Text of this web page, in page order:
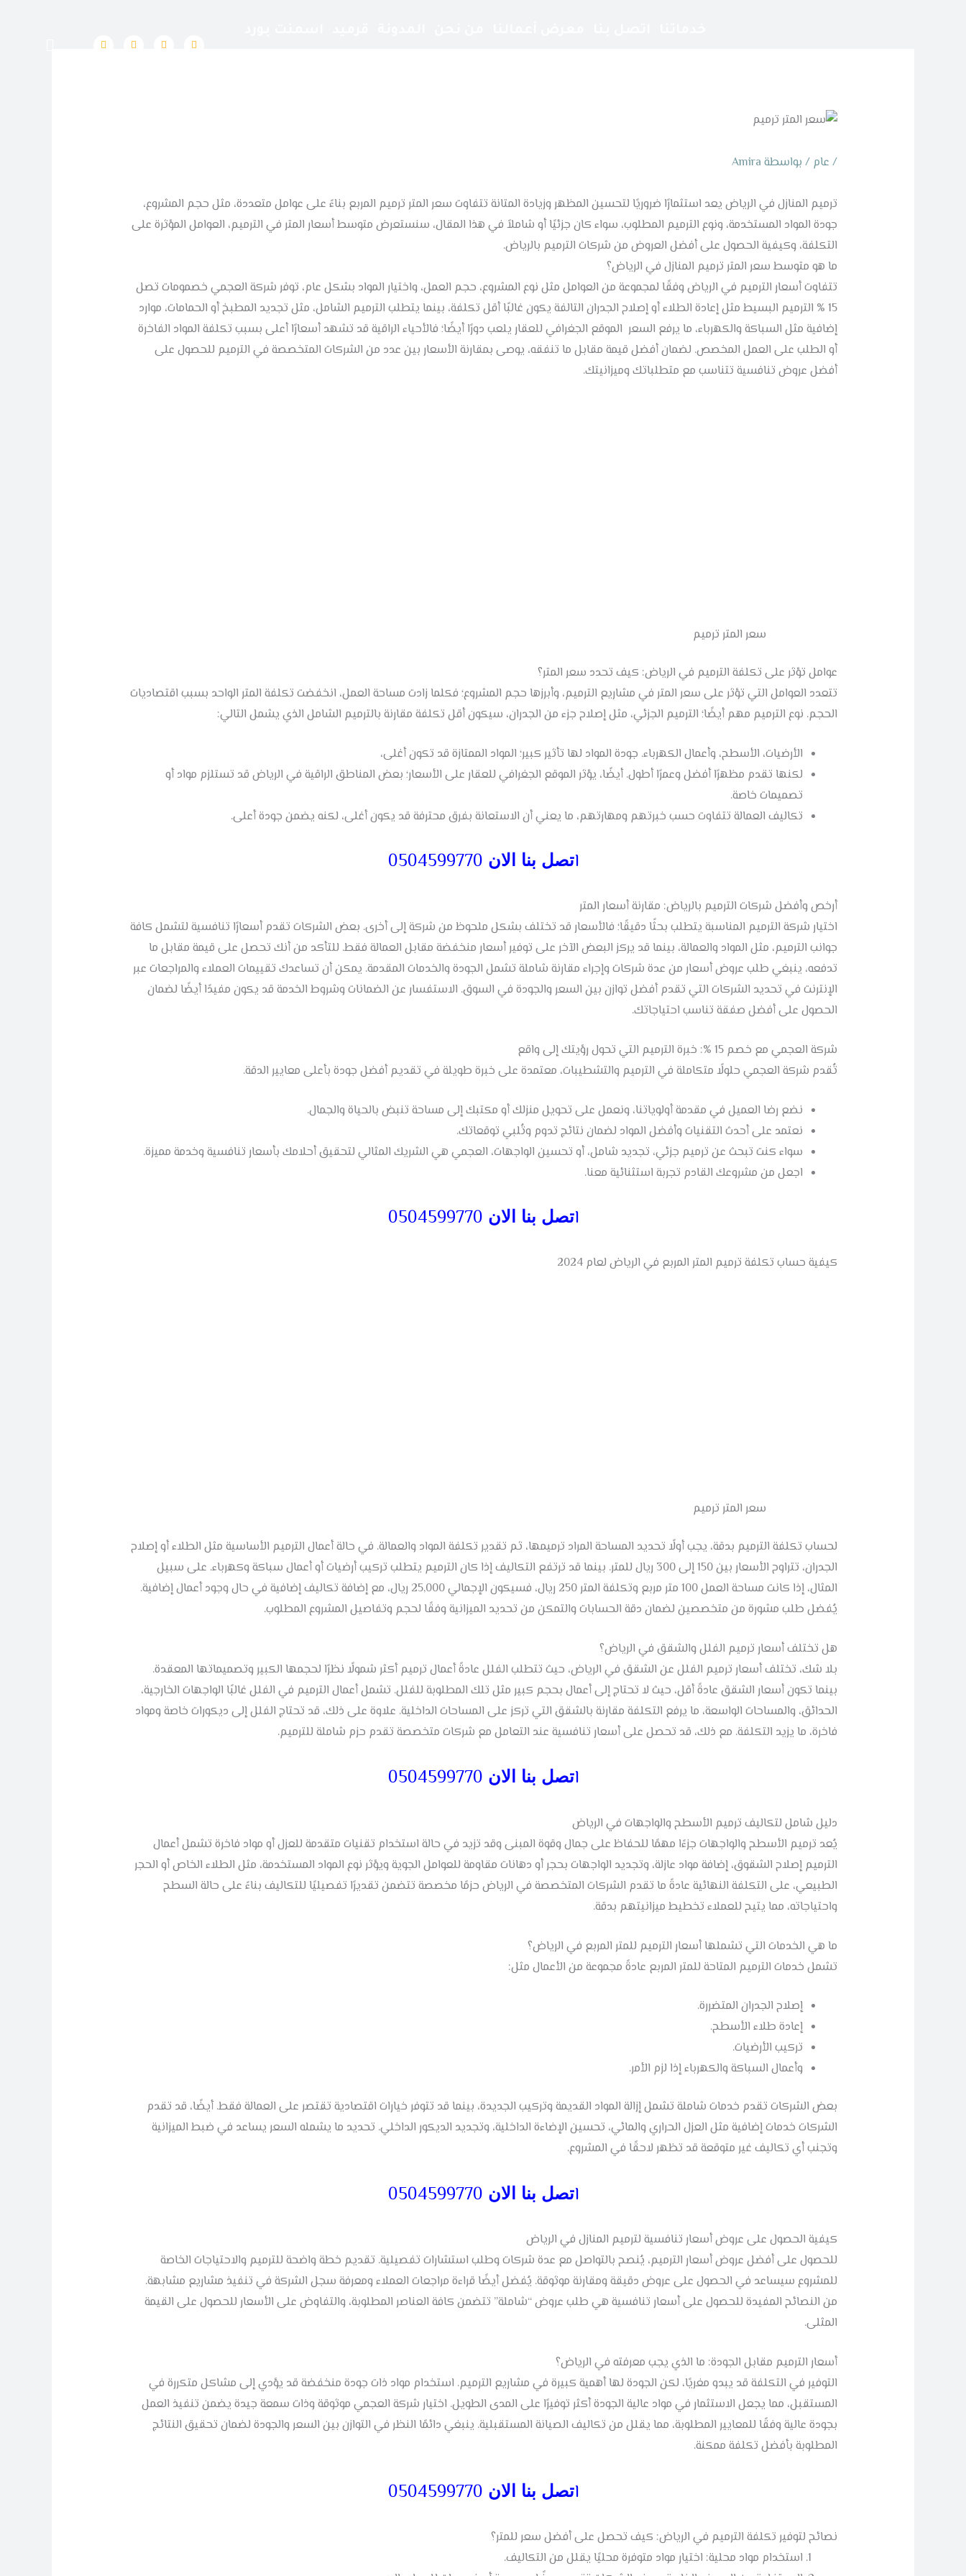
Y
o
T
w
T
i
I
n
/ عام / بواسطة Amira
ترميم المنازل في الرياض يعد استثمارًا ضروريًا لتحسين المظهر وزيادة المتانة تتفاوت سعر المتر ترميم المربع بناءً على عوامل متعددة، مثل حجم المشروع،
جودة المواد المستخدمة، ونوع الترميم المطلوب، سواء كان جزئيًا أو شاملاً في هذا المقال، سنستعرض متوسط أسعار المتر في الترميم، العوامل المؤثرة على
التكلفة، وكيفية الحصول على أفضل العروض من شركات الترميم بالرياض.
ما هو متوسط سعر المتر ترميم المنازل في الرياض؟
تتفاوت أسعار الترميم في الرياض وفقًا لمجموعة من العوامل مثل نوع المشروع، حجم العمل، واختيار المواد بشكل عام، توفر شركة العجمي خصمومات تصل
15 % الترميم البسيط مثل إعادة الطلاء أو إصلاح الجدران التالفة يكون غالبًا أقل تكلفة، بينما يتطلب الترميم الشامل، مثل تجديد المطبخ أو الحمامات، موارد
إضافية مثل السباكة والكهرباء، ما يرفع السعر الموقع الجغرافي للعقار يلعب دورًا أيضًا؛ فالأحياء الراقية قد تشهد أسعارًا أعلى بسبب تكلفة المواد الفاخرة
أو الطلب على العمل المخصص. لضمان أفضل قيمة مقابل ما تنفقه، يوصى بمقارنة الأسعار بين عدد من الشركات المتخصصة في الترميم للحصول على
أفضل عروض تنافسية تتناسب مع متطلباتك وميزانيتك.
سعر المتر ترميم
عوامل تؤثر على تكلفة الترميم في الرياض: كيف تحدد سعر المتر؟
تتعدد العوامل التي تؤثر على سعر المتر في مشاريع الترميم، وأبرزها حجم المشروع؛ فكلما زادت مساحة العمل، انخفضت تكلفة المتر الواحد بسبب اقتصاديات
الحجم. نوع الترميم مهم أيضًا؛ الترميم الجزئي، مثل إصلاح جزء من الجدران، سيكون أقل تكلفة مقارنة بالترميم الشامل الذي يشمل التالي:
الأرضيات، الأسطح، وأعمال الكهرباء. جودة المواد لها تأثير كبير؛ المواد الممتازة قد تكون أغلى،
لكنها تقدم مظهرًا أفضل وعمرًا أطول. أيضًا، يؤثر الموقع الجغرافي للعقار على الأسعار؛ بعض المناطق الراقية في الرياض قد تستلزم مواد أو
تصميمات خاصة.
تكاليف العمالة تتفاوت حسب خبرتهم ومهارتهم، ما يعني أن الاستعانة بفرق محترفة قد يكون أغلى، لكنه يضمن جودة أعلى.
اتصل بنا الان 0504599770
أرخص وأفضل شركات الترميم بالرياض: مقارنة أسعار المتر
اختيار شركة الترميم المناسبة يتطلب بحثًا دقيقًا؛ فالأسعار قد تختلف بشكل ملحوظ من شركة إلى أخرى. بعض الشركات تقدم أسعارًا تنافسية لتشمل كافة
جوانب الترميم، مثل المواد والعمالة، بينما قد يركز البعض الآخر على توفير أسعار منخفضة مقابل العمالة فقط. للتأكد من أنك تحصل على قيمة مقابل ما
تدفعه، ينبغي طلب عروض أسعار من عدة شركات وإجراء مقارنة شاملة تشمل الجودة والخدمات المقدمة. يمكن أن تساعدك تقييمات العملاء والمراجعات عبر
الإنترنت في تحديد الشركات التي تقدم أفضل توازن بين السعر والجودة في السوق. الاستفسار عن الضمانات وشروط الخدمة قد يكون مفيدًا أيضًا لضمان
الحصول على أفضل صفقة تناسب احتياجاتك.
شركة العجمي مع خصم 15 %: خبرة الترميم التي تحول رؤيتك إلى واقع
تُقدم شركة العجمي حلولًا متكاملة في الترميم والتشطيبات، معتمدة على خبرة طويلة في تقديم أفضل جودة بأعلى معايير الدقة.
نضع رضا العميل في مقدمة أولوياتنا، ونعمل على تحويل منزلك أو مكتبك إلى مساحة تنبض بالحياة والجمال.
نعتمد على أحدث التقنيات وأفضل المواد لضمان نتائج تدوم وتُلبي توقعاتك.
سواء كنت تبحث عن ترميم جزئي، تجديد شامل، أو تحسين الواجهات، العجمي هي الشريك المثالي لتحقيق أحلامك بأسعار تنافسية وخدمة مميزة.
اجعل من مشروعك القادم تجربة استثنائية معنا.
اتصل بنا الان 0504599770
كيفية حساب تكلفة ترميم المتر المربع في الرياض لعام 2024
سعر المتر ترميم
لحساب تكلفة الترميم بدقة، يجب أولًا تحديد المساحة المراد ترميمها، ثم تقدير تكلفة المواد والعمالة. في حالة أعمال الترميم الأساسية مثل الطلاء أو إصلاح
الجدران، تتراوح الأسعار بين 150 إلى 300 ريال للمتر. بينما قد ترتفع التكاليف إذا كان الترميم يتطلب تركيب أرضيات أو أعمال سباكة وكهرباء. على سبيل
المثال، إذا كانت مساحة العمل 100 متر مربع وتكلفة المتر 250 ريال، فسيكون الإجمالي 25,000 ريال، مع إضافة تكاليف إضافية في حال وجود أعمال إضافية.
يُفضل طلب مشورة من متخصصين لضمان دقة الحسابات والتمكن من تحديد الميزانية وفقًا لحجم وتفاصيل المشروع المطلوب.
هل تختلف أسعار ترميم الفلل والشقق في الرياض؟
بلا شك، تختلف أسعار ترميم الفلل عن الشقق في الرياض، حيث تتطلب الفلل عادةً أعمال ترميم أكثر شمولًا نظرًا لحجمها الكبير وتصميماتها المعقدة.
بينما تكون أسعار الشقق عادةً أقل، حيث لا تحتاج إلى أعمال بحجم كبير مثل تلك المطلوبة للفلل. تشمل أعمال الترميم في الفلل غالبًا الواجهات الخارجية،
الحدائق، والمساحات الواسعة، ما يرفع التكلفة مقارنة بالشقق التي تركز على المساحات الداخلية. علاوة على ذلك، قد تحتاج الفلل إلى ديكورات خاصة ومواد
فاخرة، ما يزيد التكلفة. مع ذلك، قد تحصل على أسعار تنافسية عند التعامل مع شركات متخصصة تقدم حزم شاملة للترميم.
اتصل بنا الان 0504599770
دليل شامل لتكاليف ترميم الأسطح والواجهات في الرياض
يُعد ترميم الأسطح والواجهات جزءًا مهمًا للحفاظ على جمال وقوة المبنى وقد تزيد في حالة استخدام تقنيات متقدمة للعزل أو مواد فاخرة تشمل أعمال
الترميم إصلاح الشقوق، إضافة مواد عازلة، وتجديد الواجهات بحجر أو دهانات مقاومة للعوامل الجوية ويؤثر نوع المواد المستخدمة، مثل الطلاء الخاص أو الحجر
الطبيعي، على التكلفة النهائية عادةً ما تقدم الشركات المتخصصة في الرياض حزمًا مخصصة تتضمن تقديرًا تفصيليًا للتكاليف بناءً على حالة السطح
واحتياجاته، مما يتيح للعملاء تخطيط ميزانيتهم بدقة.
ما هي الخدمات التي تشملها أسعار الترميم للمتر المربع في الرياض؟
تشمل خدمات الترميم المتاحة للمتر المربع عادةً مجموعة من الأعمال مثل:
إصلاح الجدران المتضررة.
إعادة طلاء الأسطح.
تركيب الأرضيات.
وأعمال السباكة والكهرباء إذا لزم الأمر.
بعض الشركات تقدم خدمات شاملة تشمل إزالة المواد القديمة وتركيب الجديدة، بينما قد تتوفر خيارات اقتصادية تقتصر على العمالة فقط. أيضًا، قد تقدم
الشركات خدمات إضافية مثل العزل الحراري والمائي، تحسين الإضاءة الداخلية، وتجديد الديكور الداخلي. تحديد ما يشمله السعر يساعد في ضبط الميزانية
وتجنب أي تكاليف غير متوقعة قد تظهر لاحقًا في المشروع.
اتصل بنا الان 0504599770
كيفية الحصول على عروض أسعار تنافسية لترميم المنازل في الرياض
للحصول على أفضل عروض أسعار الترميم، يُنصح بالتواصل مع عدة شركات وطلب استشارات تفصيلية. تقديم خطة واضحة للترميم والاحتياجات الخاصة
للمشروع سيساعد في الحصول على عروض دقيقة ومقارنة موثوقة. يُفضل أيضًا قراءة مراجعات العملاء ومعرفة سجل الشركة في تنفيذ مشاريع مشابهة.
من النصائح المفيدة للحصول على أسعار تنافسية هي طلب عروض “شاملة” تتضمن كافة العناصر المطلوبة، والتفاوض على الأسعار للحصول على القيمة
المثلى.
أسعار الترميم مقابل الجودة: ما الذي يجب معرفته في الرياض؟
التوفير في التكلفة قد يبدو مغريًا، لكن الجودة لها أهمية كبيرة في مشاريع الترميم. استخدام مواد ذات جودة منخفضة قد يؤدي إلى مشاكل متكررة في
المستقبل، مما يجعل الاستثمار في مواد عالية الجودة أكثر توفيرًا على المدى الطويل. اختيار شركة العجمي موثوقة وذات سمعة جيدة يضمن تنفيذ العمل
بجودة عالية وفقًا للمعايير المطلوبة، مما يقلل من تكاليف الصيانة المستقبلية. ينبغي دائمًا النظر في التوازن بين السعر والجودة لضمان تحقيق النتائج
المطلوبة بأفضل تكلفة ممكنة.
اتصل بنا الان 0504599770
نصائح لتوفير تكلفة الترميم في الرياض: كيف تحصل على أفضل سعر للمتر؟
استخدام مواد محلية: اختيار مواد متوفرة محليًا يقلل من التكاليف.